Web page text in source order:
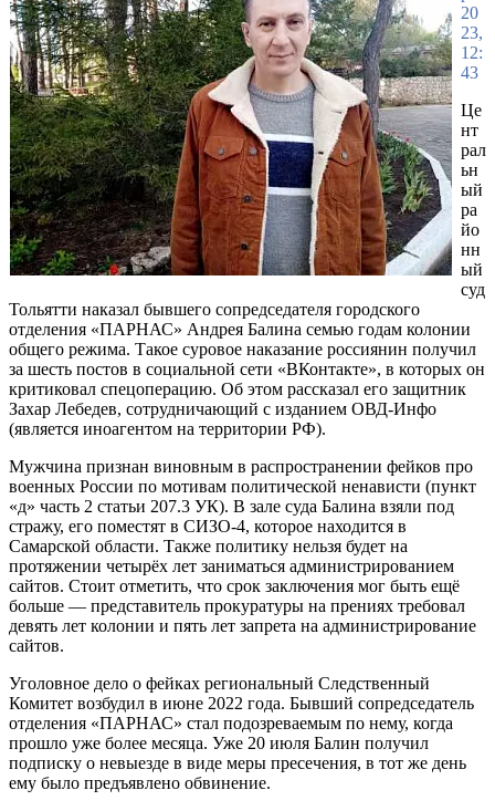
20
23,
12:
43
Це
нт
рал
ьн
ый
ра
йо
нн
ый
суд
Тольятти наказал бывшего сопредседателя городского
отделения «ПАРНАС» Андрея Балина семью годам колонии
общего режима. Такое суровое наказание россиянин получил
за шесть постов в социальной сети «ВКонтакте», в которых он
критиковал спецоперацию. Об этом рассказал его защитник
Захар Лебедев, сотрудничающий с изданием ОВД-Инфо
(является иноагентом на территории РФ).
Мужчина признан виновным в распространении фейков про
военных России по мотивам политической ненависти (пункт
«д» часть 2 статьи 207.3 УК). В зале суда Балина взяли под
стражу, его поместят в СИЗО-4, которое находится в
Самарской области. Также политику нельзя будет на
протяжении четырёх лет заниматься администрированием
сайтов. Стоит отметить, что срок заключения мог быть ещё
больше — представитель прокуратуры на прениях требовал
девять лет колонии и пять лет запрета на администрирование
сайтов.
Уголовное дело о фейках региональный Следственный
Комитет возбудил в июне 2022 года. Бывший сопредседатель
отделения «ПАРНАС» стал подозреваемым по нему, когда
прошло уже более месяца. Уже 20 июля Балин получил
подписку о невыезде в виде меры пресечения, в тот же день
ему было предъявлено обвинение.